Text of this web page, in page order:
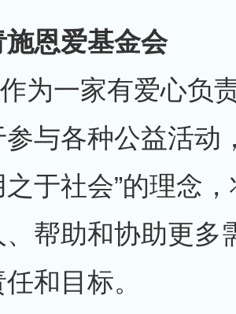
施恩爱基金会
一家有爱心负
与各种公益活动
于社会”的理念
、帮助和协助更多
和目标。